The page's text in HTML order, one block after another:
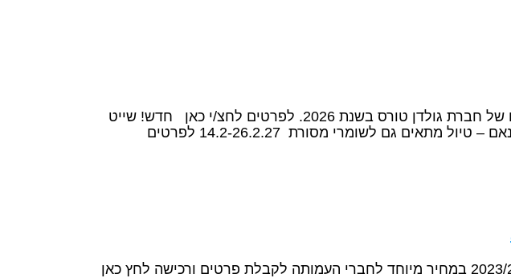
טיולי חו"ל לחברי עמותת בוגרי לאומי הטבה קבועה למגוון הפלגות במגוון יעדים של חברת גולדן טורס בשנת 2026. לפרטים לחצ/י כאן חדש! שייט
נהרות – שווקים ואורות חג המולד 4-10.12.26 לפרטים והרשמה לחצ/י כאן ויטנאם – טיול מתאים גם לשומרי מסורת 14.2-26.2.27 לפרטים